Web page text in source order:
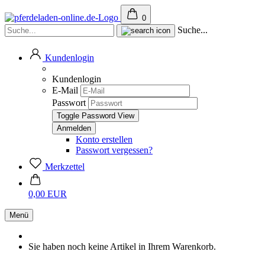
0
Suche...
Kundenlogin
Kundenlogin
E-Mail
Passwort
Toggle Password View
Konto erstellen
Passwort vergessen?
Merkzettel
0,00 EUR
Menü
Sie haben noch keine Artikel in Ihrem Warenkorb.